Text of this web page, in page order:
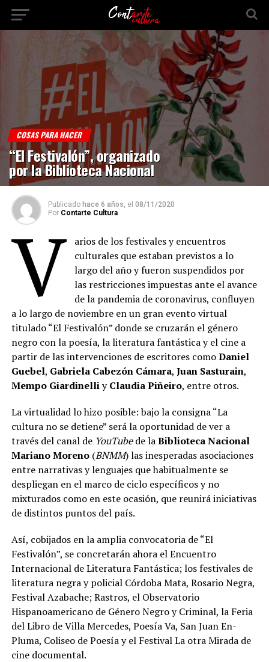
COSAS PARA HACER
“El Festivalón”, organizado
por la Biblioteca Nacional
Publicado hace 6 años, el 08/11/2020
Por Contarte Cultura
V
arios de los festivales y encuentros
culturales que estaban previstos a lo
largo del año y fueron suspendidos por
las restricciones impuestas ante el avance
de la pandemia de coronavirus, confluyen
a lo largo de noviembre en un gran evento virtual
titulado “El Festivalón” donde se cruzarán el género
negro con la poesía, la literatura fantástica y el cine a
partir de las intervenciones de escritores comoDaniel
Guebel, Gabriela Cabezón Cámara, Juan Sasturain,
Mempo GiardinelliyClaudia Piñeiro, entre otros.
La virtualidad lo hizo posible: bajo la consigna “La
cultura no se detiene” será la oportunidad de ver a
través del canal de YouTubede laBiblioteca Nacional
Mariano Moreno (BNMM) las inesperadas asociaciones
entre narrativas y lenguajes que habitualmente se
despliegan en el marco de ciclo específicos y no
mixturados como en este ocasión, que reunirá iniciativas
de distintos puntos del país.
Así, cobijados en la amplia convocatoria de “El
Festivalón”, se concretarán ahora el Encuentro
Internacional de Literatura Fantástica; los festivales de
literatura negra y policial Córdoba Mata, Rosario Negra,
Festival Azabache; Rastros, el Observatorio
Hispanoamericano de Género Negro y Criminal, la Feria
del Libro de Villa Mercedes, Poesía Va, San Juan En-
Pluma, Coliseo de Poesía y el Festival La otra Mirada de
cine documental.